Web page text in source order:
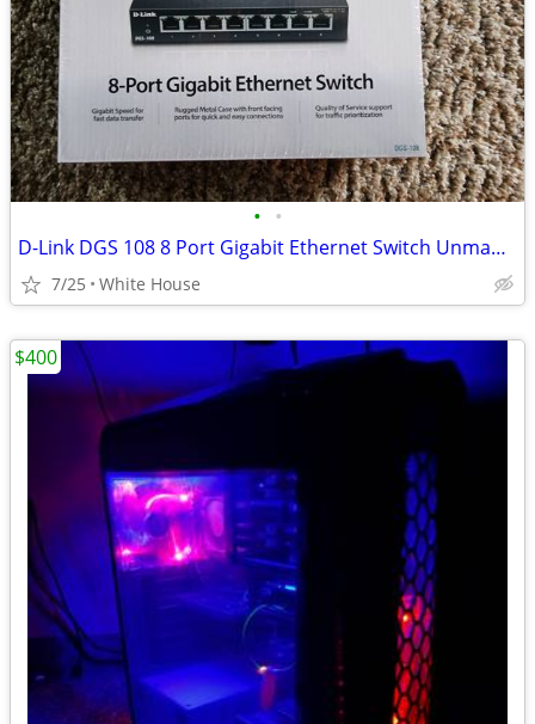
• •
D-Link DGS 108 8 Port Gigabit Ethernet Switch Unmanaged Plug & Play Ne
7/25 White House
$400